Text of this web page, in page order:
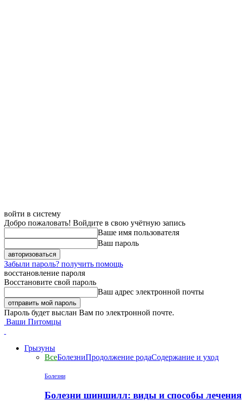
войти в систему
Добро пожаловать! Войдите в свою учётную запись
Ваше имя пользователя
Ваш пароль
Забыли пароль? получить помощь
восстановление пароля
Восстановите свой пароль
Ваш адрес электронной почты
Пароль будет выслан Вам по электронной почте.
Ваши Питомцы
Грызуны
ВсеБолезниПродолжение родаСодержание и уход
Болезни
Болезни шиншилл: виды и способы лечения